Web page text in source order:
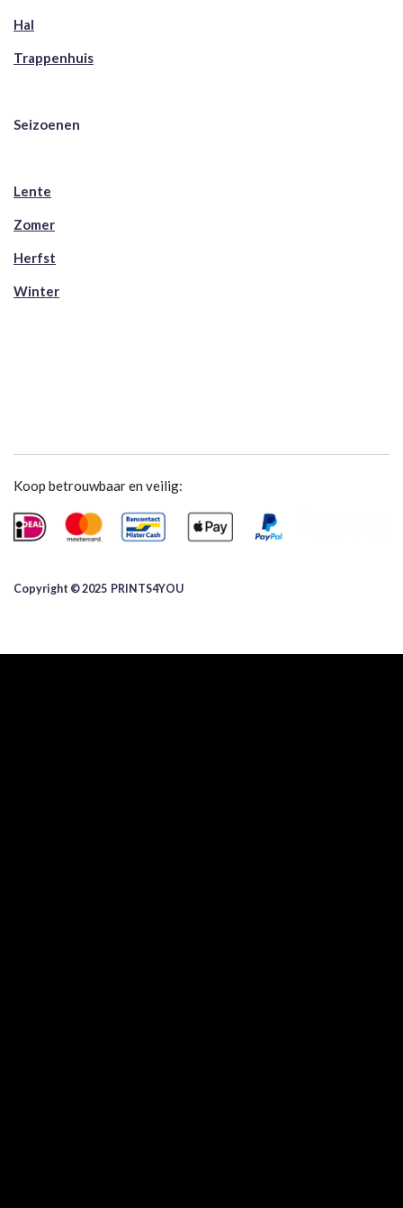
Hal
Trappenhuis
Seizoenen
Lente
Zomer
Herfst
Winter
Koop betrouwbaar en veilig:
Copyright © 2025 ​PRINTS4YOU